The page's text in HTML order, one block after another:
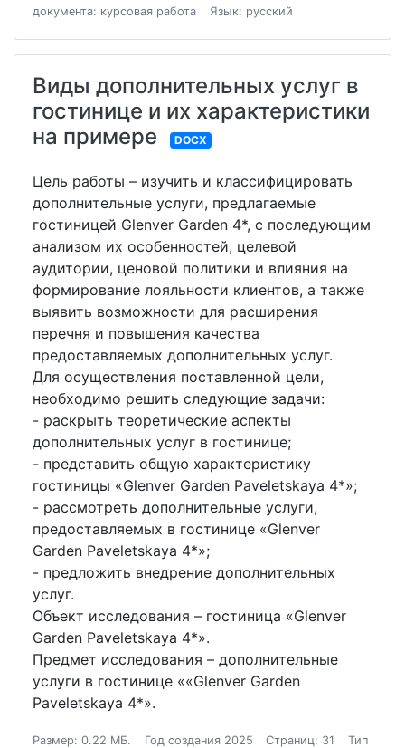
документа: курсовая работа
Язык: русский
Виды дополнительных услуг в
гостинице и их характеристики
на примере
DOCX
Цель работы – изучить и классифицировать
дополнительные услуги, предлагаемые
гостиницей Glenver Garden 4*, с последующим
анализом их особенностей, целевой
аудитории, ценовой политики и влияния на
формирование лояльности клиентов, а также
выявить возможности для расширения
перечня и повышения качества
предоставляемых дополнительных услуг.
Для осуществления поставленной цели,
необходимо решить следующие задачи:
- раскрыть теоретические аспекты
дополнительных услуг в гостинице;
- представить общую характеристику
гостиницы «Glenver Garden Paveletskaya 4*»;
- рассмотреть дополнительные услуги,
предоставляемых в гостинице «Glenver
Garden Paveletskaya 4*»;
- предложить внедрение дополнительных
услуг.
Объект исследования – гостиница «Glenver
Garden Paveletskaya 4*».
Предмет исследования – дополнительные
услуги в гостинице ««Glenver Garden
Paveletskaya 4*».
Размер: 0.22 МБ. Год создания 2025 Страниц: 31
Тип